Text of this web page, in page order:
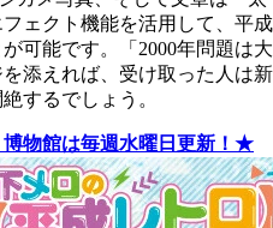
ェクト機能を活用して、平成
可能です。「2000年問題は大
添えれば、受け取った人は新
するでしょう。
物館は毎週水曜日更新！★